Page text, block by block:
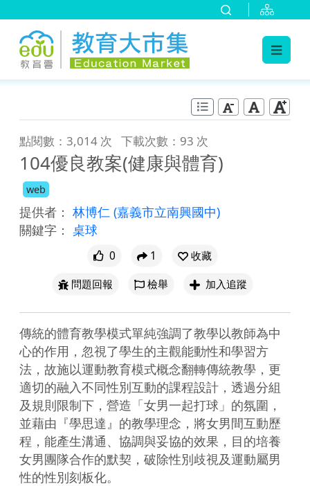
點閱數：3,014 次 下載次數：93 次
104優良教案(健康與體育)
web
提供者： 林博仁 (嘉義市立南興國中)
關鍵字： 桌球
0 1
收藏
問題回報
檢舉 加入追蹤
傳統的體育教學模式單純強調了教學以教師為中
心的作用，忽視了學生的主觀能動性和學習方
法，故施以運動教育模式概念翻轉傳統教學，更
適切的融入不同性別互動的課程設計，透過分組
及規則限制下，營造「女男一起打球」的氛圍，
並藉由『學思達』的教學理念，將女男間互動歷
程，能產生溝通、協調與妥協的效果，目的培養
女男團隊合作的默契，破除性別歧視及運動屬男
性的性別刻板化。